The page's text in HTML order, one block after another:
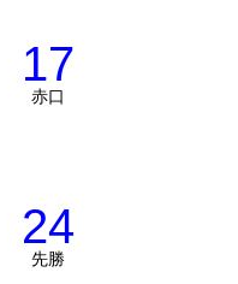
17
赤口
24
先勝